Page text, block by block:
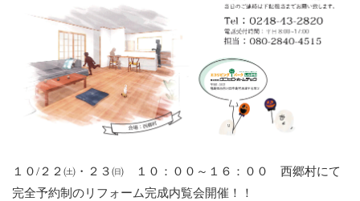
１０/２２㈯・２３㈰ １０：００～１６：００ 西郷村にて
完全予約制のリフォーム完成内覧会開催！！